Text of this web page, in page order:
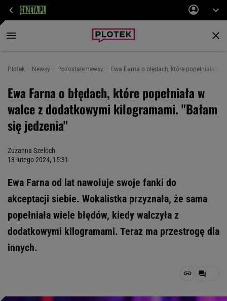
Plotek Newsy Pozostałe newsy Ewa Farna o błędach, które popełniała
Ewa Farna o błędach, które popełniała w
walce z dodatkowymi kilogramami. "Bałam
się jedzenia"
Zuzanna Szeloch
13 lutego 2024, 15:31
Ewa Farna od lat nawołuje swoje fanki do
akceptacji siebie. Wokalistka przyznała, że sama
popełniała wiele błędów, kiedy walczyła z
dodatkowymi kilogramami. Teraz ma przestrogę dla
innych.